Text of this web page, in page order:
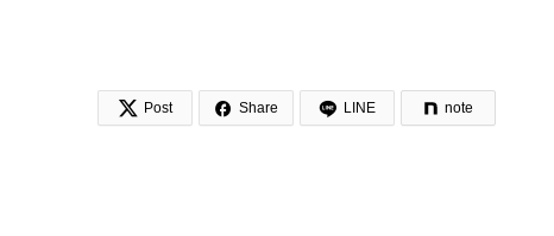
 Post  Share LINE note